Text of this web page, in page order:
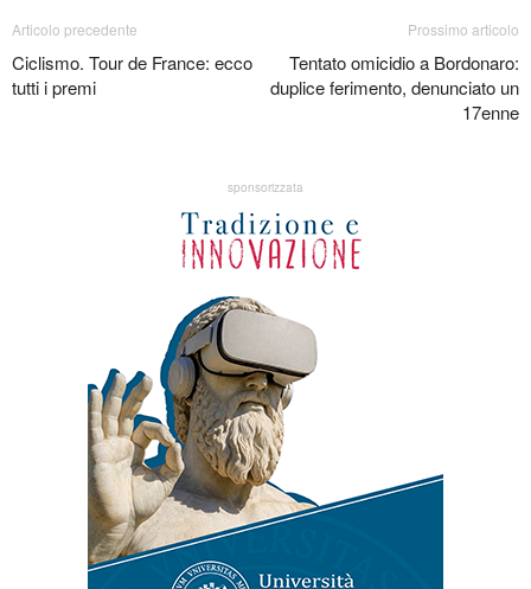
Articolo precedente
Ciclismo. Tour de France: ecco
tutti i premi
Prossimo articolo
Tentato omicidio a Bordonaro:
duplice ferimento, denunciato un
17enne
sponsorizzata